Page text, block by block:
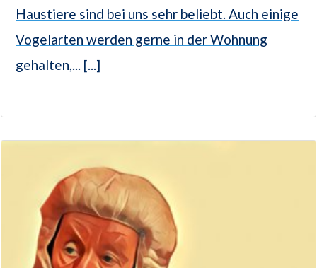
Haustiere sind bei uns sehr beliebt. Auch einige
Vogelarten werden gerne in der Wohnung
gehalten,... [...]